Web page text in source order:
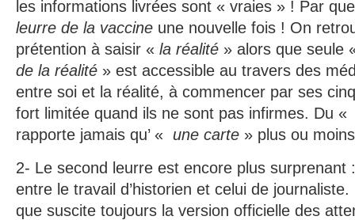
les informations livrées sont « vraies » ! Par
leurre de la vaccine une nouvelle fois ! On
prétention à saisir « la réalité » alors que seule
de la réalité » est accessible au travers des
entre soi et la réalité, à commencer par ses
fort limitée quand ils ne sont pas infirmes. Du «
rapporte jamais qu’ « une carte » plus ou
2- Le second leurre est encore plus surprenant :
entre le travail d’historien et celui de
que suscite toujours la version officielle des